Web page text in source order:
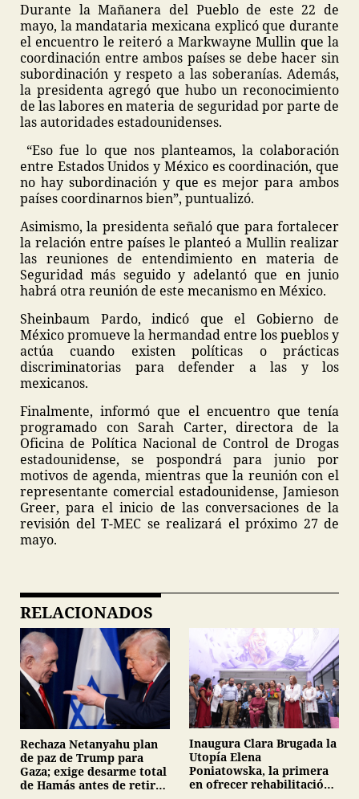
Durante la Mañanera del Pueblo de este 22 de
mayo, la mandataria mexicana explicó que durante
el encuentro le reiteró a Markwayne Mullin que la
coordinación entre ambos países se debe hacer sin
subordinación y respeto a las soberanías. Además,
la presidenta agregó que hubo un reconocimiento
de las labores en materia de seguridad por parte de
las autoridades estadounidenses.
“Eso fue lo que nos planteamos, la colaboración
entre Estados Unidos y México es coordinación, que
no hay subordinación y que es mejor para ambos
países coordinarnos bien”, puntualizó.
Asimismo, la presidenta señaló que para fortalecer
la relación entre países le planteó a Mullin realizar
las reuniones de entendimiento en materia de
Seguridad más seguido y adelantó que en junio
habrá otra reunión de este mecanismo en México.
Sheinbaum Pardo, indicó que el Gobierno de
México promueve la hermandad entre los pueblos y
actúa cuando existen políticas o prácticas
discriminatorias para defender a las y los
mexicanos.
Finalmente, informó que el encuentro que tenía
programado con Sarah Carter, directora de la
Oficina de Política Nacional de Control de Drogas
estadounidense, se pospondrá para junio por
motivos de agenda, mientras que la reunión con el
representante comercial estadounidense, Jamieson
Greer, para el inicio de las conversaciones de la
revisión del T-MEC se realizará el próximo 27 de
mayo.
RELACIONADOS
Rechaza Netanyahu plan
de paz de Trump para
Gaza; exige desarme total
de Hamás antes de retirar
Inaugura Clara Brugada la
Utopía Elena
Poniatowska, la primera
en ofrecer rehabilitación